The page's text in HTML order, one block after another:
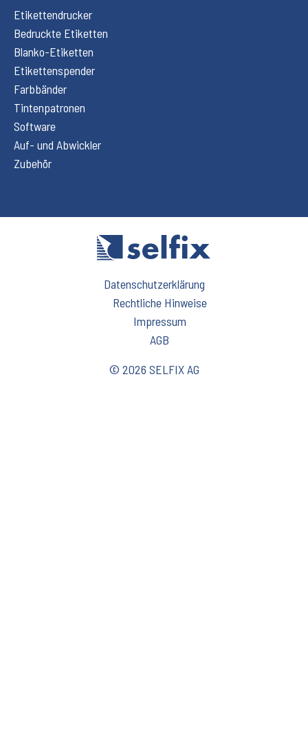
Etikettendrucker
Bedruckte Etiketten
Blanko-Etiketten
Etikettenspender
Farbbänder
Tintenpatronen
Software
Auf- und Abwickler
Zubehör
Datenschutzerklärung
Rechtliche Hinweise
Impressum
AGB
© 2026 SELFIX AG